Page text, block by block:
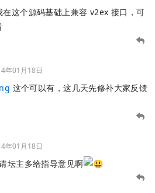
在这个源码基础上兼容 v2ex 接口，可
年01月18日
这个可以有，这几天先修补大家反馈
年01月18日
坛主多给指导意见啊